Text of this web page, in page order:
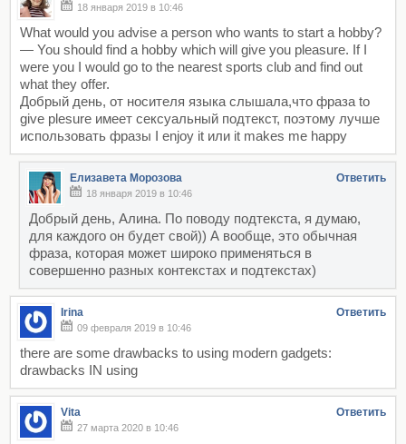
18 января 2019 в 10:46
What would you advise a person who wants to start a hobby?
— You should find a hobby which will give you pleasure. If I
were you I would go to the nearest sports club and find out
what they offer.
Добрый день, от носителя языка слышала,что фраза to
give plesure имеет сексуальный подтекст, поэтому лучше
использовать фразы I enjoy it или it makes me happy
Елизавета Морозова Ответить
18 января 2019 в 10:46
Добрый день, Алина. По поводу подтекста, я думаю,
для каждого он будет свой)) А вообще, это обычная
фраза, которая может широко применяться в
совершенно разных контекстах и подтекстах)
Irina Ответить
09 февраля 2019 в 10:46
there are some drawbacks to using modern gadgets:
drawbacks IN using
Vita Ответить
27 марта 2020 в 10:46